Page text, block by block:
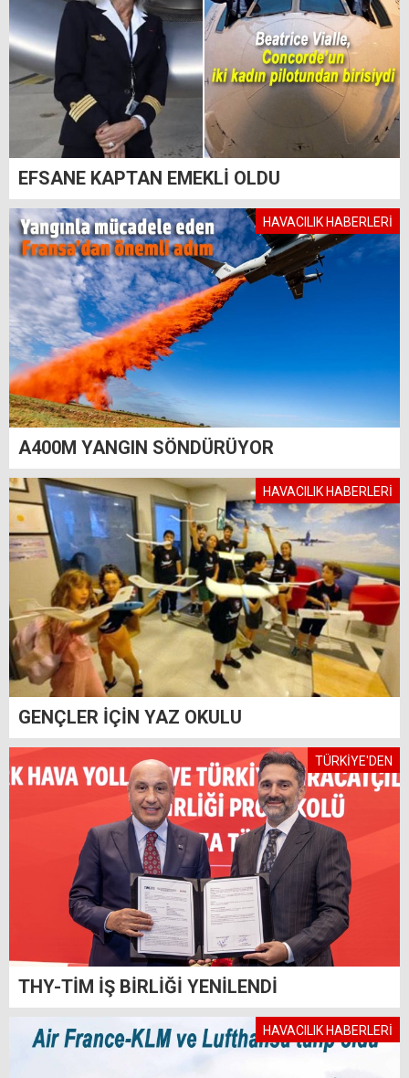
EFSANE KAPTAN EMEKLİ OLDU
HAVACILIK HABERLERİ
A400M YANGIN SÖNDÜRÜYOR
HAVACILIK HABERLERİ
GENÇLER İÇİN YAZ OKULU
TÜRKİYE'DEN
THY-TİM İŞ BİRLİĞİ YENİLENDİ
HAVACILIK HABERLERİ